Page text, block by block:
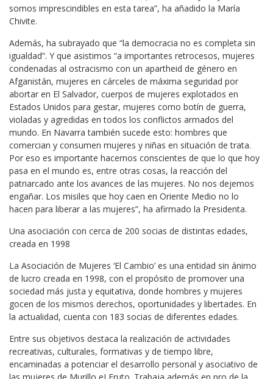
somos imprescindibles en esta tarea”, ha añadido la María
Chivite.
Además, ha subrayado que “la democracia no es completa sin
igualdad”. Y que asistimos “a importantes retrocesos, mujeres
condenadas al ostracismo con un apartheid de género en
Afganistán, mujeres en cárceles de máxima seguridad por
abortar en El Salvador, cuerpos de mujeres explotados en
Estados Unidos para gestar, mujeres como botín de guerra,
violadas y agredidas en todos los conflictos armados del
mundo. En Navarra también sucede esto: hombres que
comercian y consumen mujeres y niñas en situación de trata.
Por eso es importante hacernos conscientes de que lo que hoy
pasa en el mundo es, entre otras cosas, la reacción del
patriarcado ante los avances de las mujeres. No nos dejemos
engañar. Los misiles que hoy caen en Oriente Medio no lo
hacen para liberar a las mujeres”, ha afirmado la Presidenta.
Una asociación con cerca de 200 socias de distintas edades,
creada en 1998
La Asociación de Mujeres ‘El Cambio’ es una entidad sin ánimo
de lucro creada en 1998, con el propósito de promover una
sociedad más justa y equitativa, donde hombres y mujeres
gocen de los mismos derechos, oportunidades y libertades. En
la actualidad, cuenta con 183 socias de diferentes edades.
Entre sus objetivos destaca la realización de actividades
recreativas, culturales, formativas y de tiempo libre,
encaminadas a potenciar el desarrollo personal y asociativo de